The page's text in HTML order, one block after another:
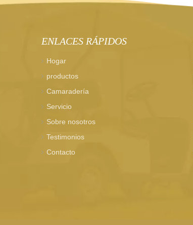
ENLACES RÁPIDOS
Hogar
productos
Camaradería
Servicio
Sobre nosotros
Testimonios
Contacto